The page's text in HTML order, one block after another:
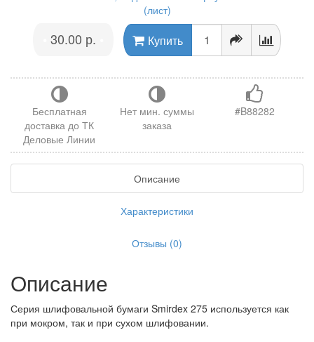
30.00 р. Купить
Бесплатная
доставка до ТК
Деловые Линии
Нет мин. суммы
заказа
#B88282
Описание
Характеристики
Отзывы (0)
Описание
Серия шлифовальной бумаги Smirdex 275 используется как
при мокром, так и при сухом шлифовании.